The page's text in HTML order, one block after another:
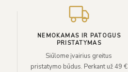
NEMOKAMAS IR PATOGUS
PRISTATYMAS
Siūlome įvairius greitus
pristatymo būdus. Perkant už 49 €